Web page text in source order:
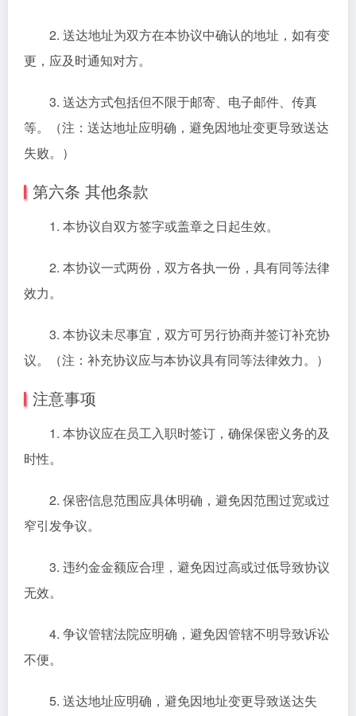
2. 送达地址为双方在本协议中确认的地址，如有变
更，应及时通知对方。
3. 送达方式包括但不限于邮寄、电子邮件、传真
等。（注：送达地址应明确，避免因地址变更导致送达
失败。）
第六条 其他条款
1. 本协议自双方签字或盖章之日起生效。
2. 本协议一式两份，双方各执一份，具有同等法律
效力。
3. 本协议未尽事宜，双方可另行协商并签订补充协
议。（注：补充协议应与本协议具有同等法律效力。）
注意事项
1. 本协议应在员工入职时签订，确保保密义务的及
时性。
2. 保密信息范围应具体明确，避免因范围过宽或过
窄引发争议。
3. 违约金金额应合理，避免因过高或过低导致协议
无效。
4. 争议管辖法院应明确，避免因管辖不明导致诉讼
不便。
5. 送达地址应明确，避免因地址变更导致送达失